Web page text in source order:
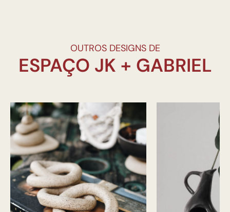
OUTROS DESIGNS DE